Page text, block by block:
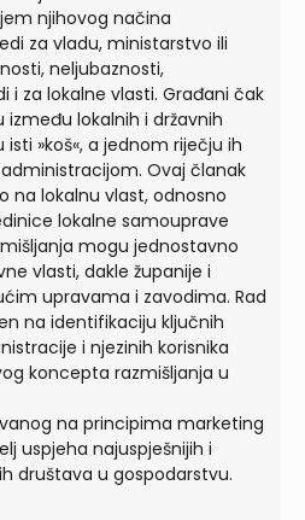
njihovog načina
za vladu, ministarstvo ili
neljubaznosti,
i za lokalne vlasti. Građani čak
lokalnih i državnih
»koš«, a jednom riječju ih
Ovaj članak
na lokalnu vlast, odnosno
lokalne samouprave
mogu jednostavno
vlasti, dakle županije i
upravama i zavodima. Rad
na identifikaciju ključnih
i njezinih korisnika
koncepta razmišljanja u
na principima marketing
uspjeha najuspješnijih i
društava u gospodarstvu.